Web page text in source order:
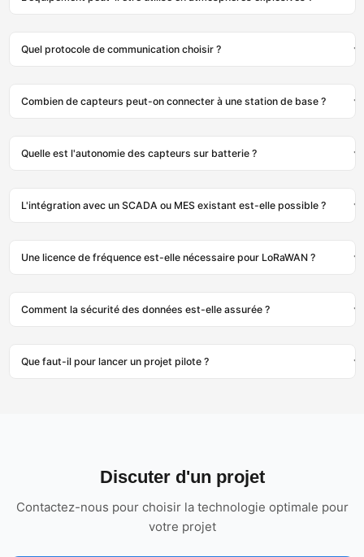
Quel protocole de communication choisir ?
Combien de capteurs peut-on connecter à une station de base ?
Quelle est l'autonomie des capteurs sur batterie ?
L'intégration avec un SCADA ou MES existant est-elle possible ?
Une licence de fréquence est-elle nécessaire pour LoRaWAN ?
Comment la sécurité des données est-elle assurée ?
Que faut-il pour lancer un projet pilote ?
Discuter d'un projet
Contactez-nous pour choisir la technologie optimale pour
votre projet